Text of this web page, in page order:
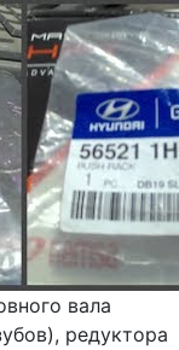
вала
редуктора